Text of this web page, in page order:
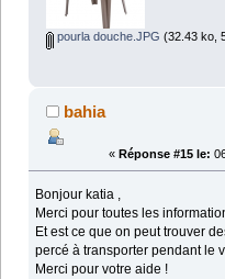
pourla douche.JPG (32.43 ko,
bahia
« Réponse #15 le:
Bonjour katia ,
Merci pour toutes les
Et est ce que on peut trouver
percé à transporter pendant le
Merci pour votre aide !